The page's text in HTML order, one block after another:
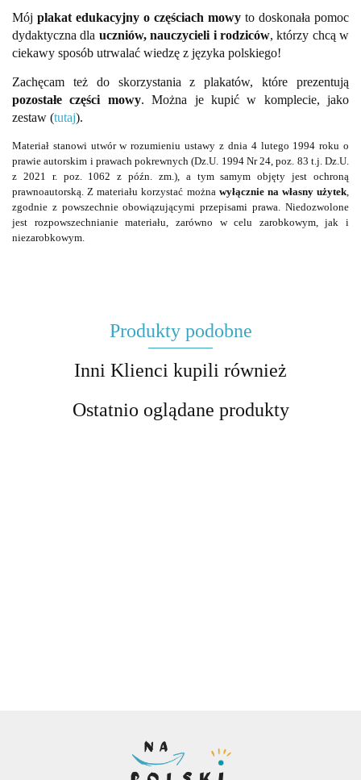
Mój plakat edukacyjny o częściach mowy to doskonała pomoc
dydaktyczna dla uczniów, nauczycieli i rodziców, którzy chcą w
ciekawy sposób utrwalać wiedzę z języka polskiego!
Zachęcam też do skorzystania z plakatów, które prezentują
pozostałe części mowy. Można je kupić w komplecie, jako
zestaw (tutaj).
Materiał stanowi utwór w rozumieniu ustawy z dnia 4 lutego 1994 roku o
prawie autorskim i prawach pokrewnych (Dz.U. 1994 Nr 24, poz. 83 t.j. Dz.U.
z 2021 r. poz. 1062 z późn. zm.), a tym samym objęty jest ochroną
prawnoautorską. Z materiału korzystać można wyłącznie na własny użytek
zgodnie z powszechnie obowiązującymi przepisami prawa. Niedozwolone
jest rozpowszechnianie materiału, zarówno w celu zarobkowym, jak i
niezarobkowym.
Produkty podobne
Inni Klienci kupili również
Ostatnio oglądane produkty